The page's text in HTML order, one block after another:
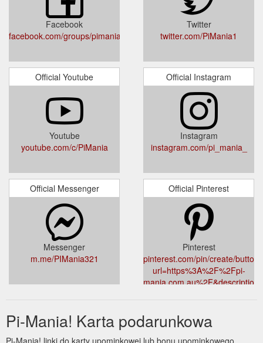
Facebook
facebook.com/groups/pimania
Twitter
twitter.com/PiMania1
Official Youtube
Youtube
youtube.com/c/PiMania
Official Instagram
Instagram
instagram.com/pi_mania_
Official Messenger
Messenger
m.me/PIMania321
Official Pinterest
Pinterest
pinterest.com/pin/create/
url=https%3A%2F%2Fpi-
Pi-Mania! Karta podarunkowa
Pi-Mania! linki do karty upominkowej lub bonu upominkowego.